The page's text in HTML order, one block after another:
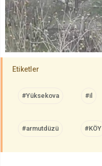
Etiketler
#Yüksekova #il
#armutdüzü #KÖY